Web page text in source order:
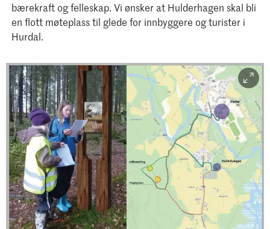
bærekraft og felleskap. Vi ønsker at Hulderhagen skal bli
en flott møteplass til glede for innbyggere og turister i
Hurdal.